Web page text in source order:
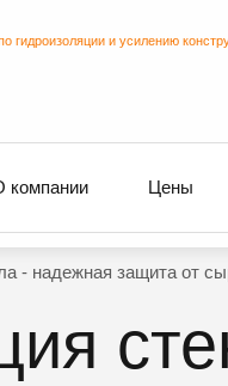
гидроизоляции и усилению
компании Цены
- надежная защита от